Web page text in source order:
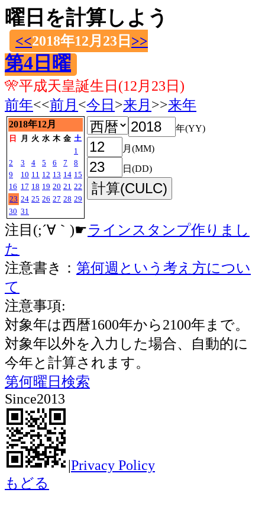
曜日を計算しよう
<<2018年12月23日 >>
第4日曜
🎌平成天皇誕生日(12月23日)
前年<<前月 <今日 >来月 >>来年
2018年12月
日 月 火 水 木 金 土
1
2
3 4 5 6 7
8
9
10 11 12 13 14 15
16 17 18 19 20 21 22
23 24 25 26 27 28 29
30 31
年(YY)
月(MM)
日(DD)
注目(;´∀｀)☛ラインスタンプ作りまし
た
注意書き： 第何週という考え方につい
て
注意事項:
対象年は西暦1600年から2100年まで。
対象年以外を入力した場合、自動的に
今年と計算されます。
第何曜日検索
Since2013
|Privacy Policy
もどる